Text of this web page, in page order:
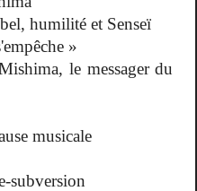
humilité et Senseï
»
le messager du
musicale
subversion